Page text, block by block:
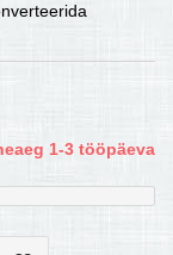
1-3 tööpäeva